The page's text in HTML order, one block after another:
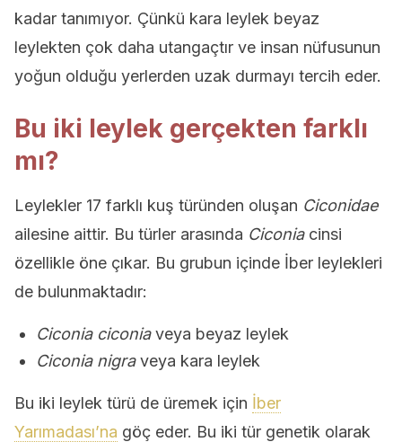
kadar tanımıyor. Çünkü kara leylek beyaz
leylekten çok daha utangaçtır ve insan nüfusunun
yoğun olduğu yerlerden uzak durmayı tercih eder.
Bu iki leylek gerçekten farklı
mı?
Leylekler 17 farklı kuş türünden oluşan Ciconidae
ailesine aittir. Bu türler arasında Ciconiacinsi
özellikle öne çıkar. Bu grubun içinde İber leylekleri
de bulunmaktadır:
Ciconia ciconiaveya beyaz leylek
Ciconia nigraveya kara leylek
Bu iki leylek türü de üremek için İber
Yarımadası’na göç eder. Bu iki tür genetik olarak